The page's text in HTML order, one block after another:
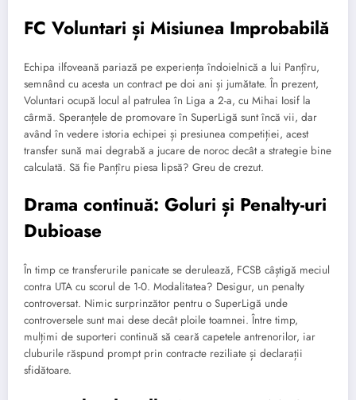
FC Voluntari și Misiunea Improbabilă
Echipa ilfoveană pariază pe experiența îndoielnică a lui Panțîru,
semnând cu acesta un contract pe doi ani și jumătate. În prezent,
Voluntari ocupă locul al patrulea în Liga a 2-a, cu Mihai Iosif la
cârmă. Speranțele de promovare în SuperLigă sunt încă vii, dar
având în vedere istoria echipei și presiunea competiției, acest
transfer sună mai degrabă a jucare de noroc decât a strategie bine
calculată. Să fie Panțîru piesa lipsă? Greu de crezut.
Drama continuă: Goluri și Penalty-uri
Dubioase
În timp ce transferurile panicate se derulează, FCSB câștigă meciul
contra UTA cu scorul de 1-0. Modalitatea? Desigur, un penalty
controversat. Nimic surprinzător pentru o SuperLigă unde
controversele sunt mai dese decât ploile toamnei. Între timp,
mulțimi de suporteri continuă să ceară capetele antrenorilor, iar
cluburile răspund prompt prin contracte reziliate și declarații
sfidătoare.